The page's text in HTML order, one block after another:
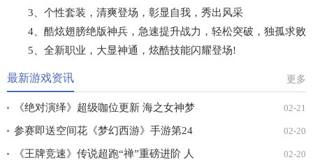
3、个性套装，清爽登场，彰显自我，秀出风采
4、酷炫翅膀绝版神兵，急速提升战力，轻松突破，独孤求败
5、全新职业，大显神通，炫酷技能闪耀登场!
最新游戏资讯 更多
《绝对演绎》超级咖位更新 海之女神梦
幻时装免费拿！
02-21
参赛即送空间花《梦幻西游》手游第24
届X9联赛报名进行中！
02-20
《王牌竞速》传说超跑“禅”重磅进阶 人 02-20